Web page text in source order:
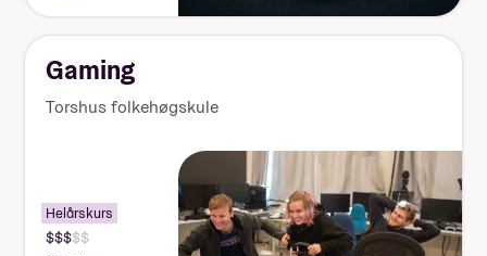
Gaming
Torshus folkehøgskule
Helårskurs